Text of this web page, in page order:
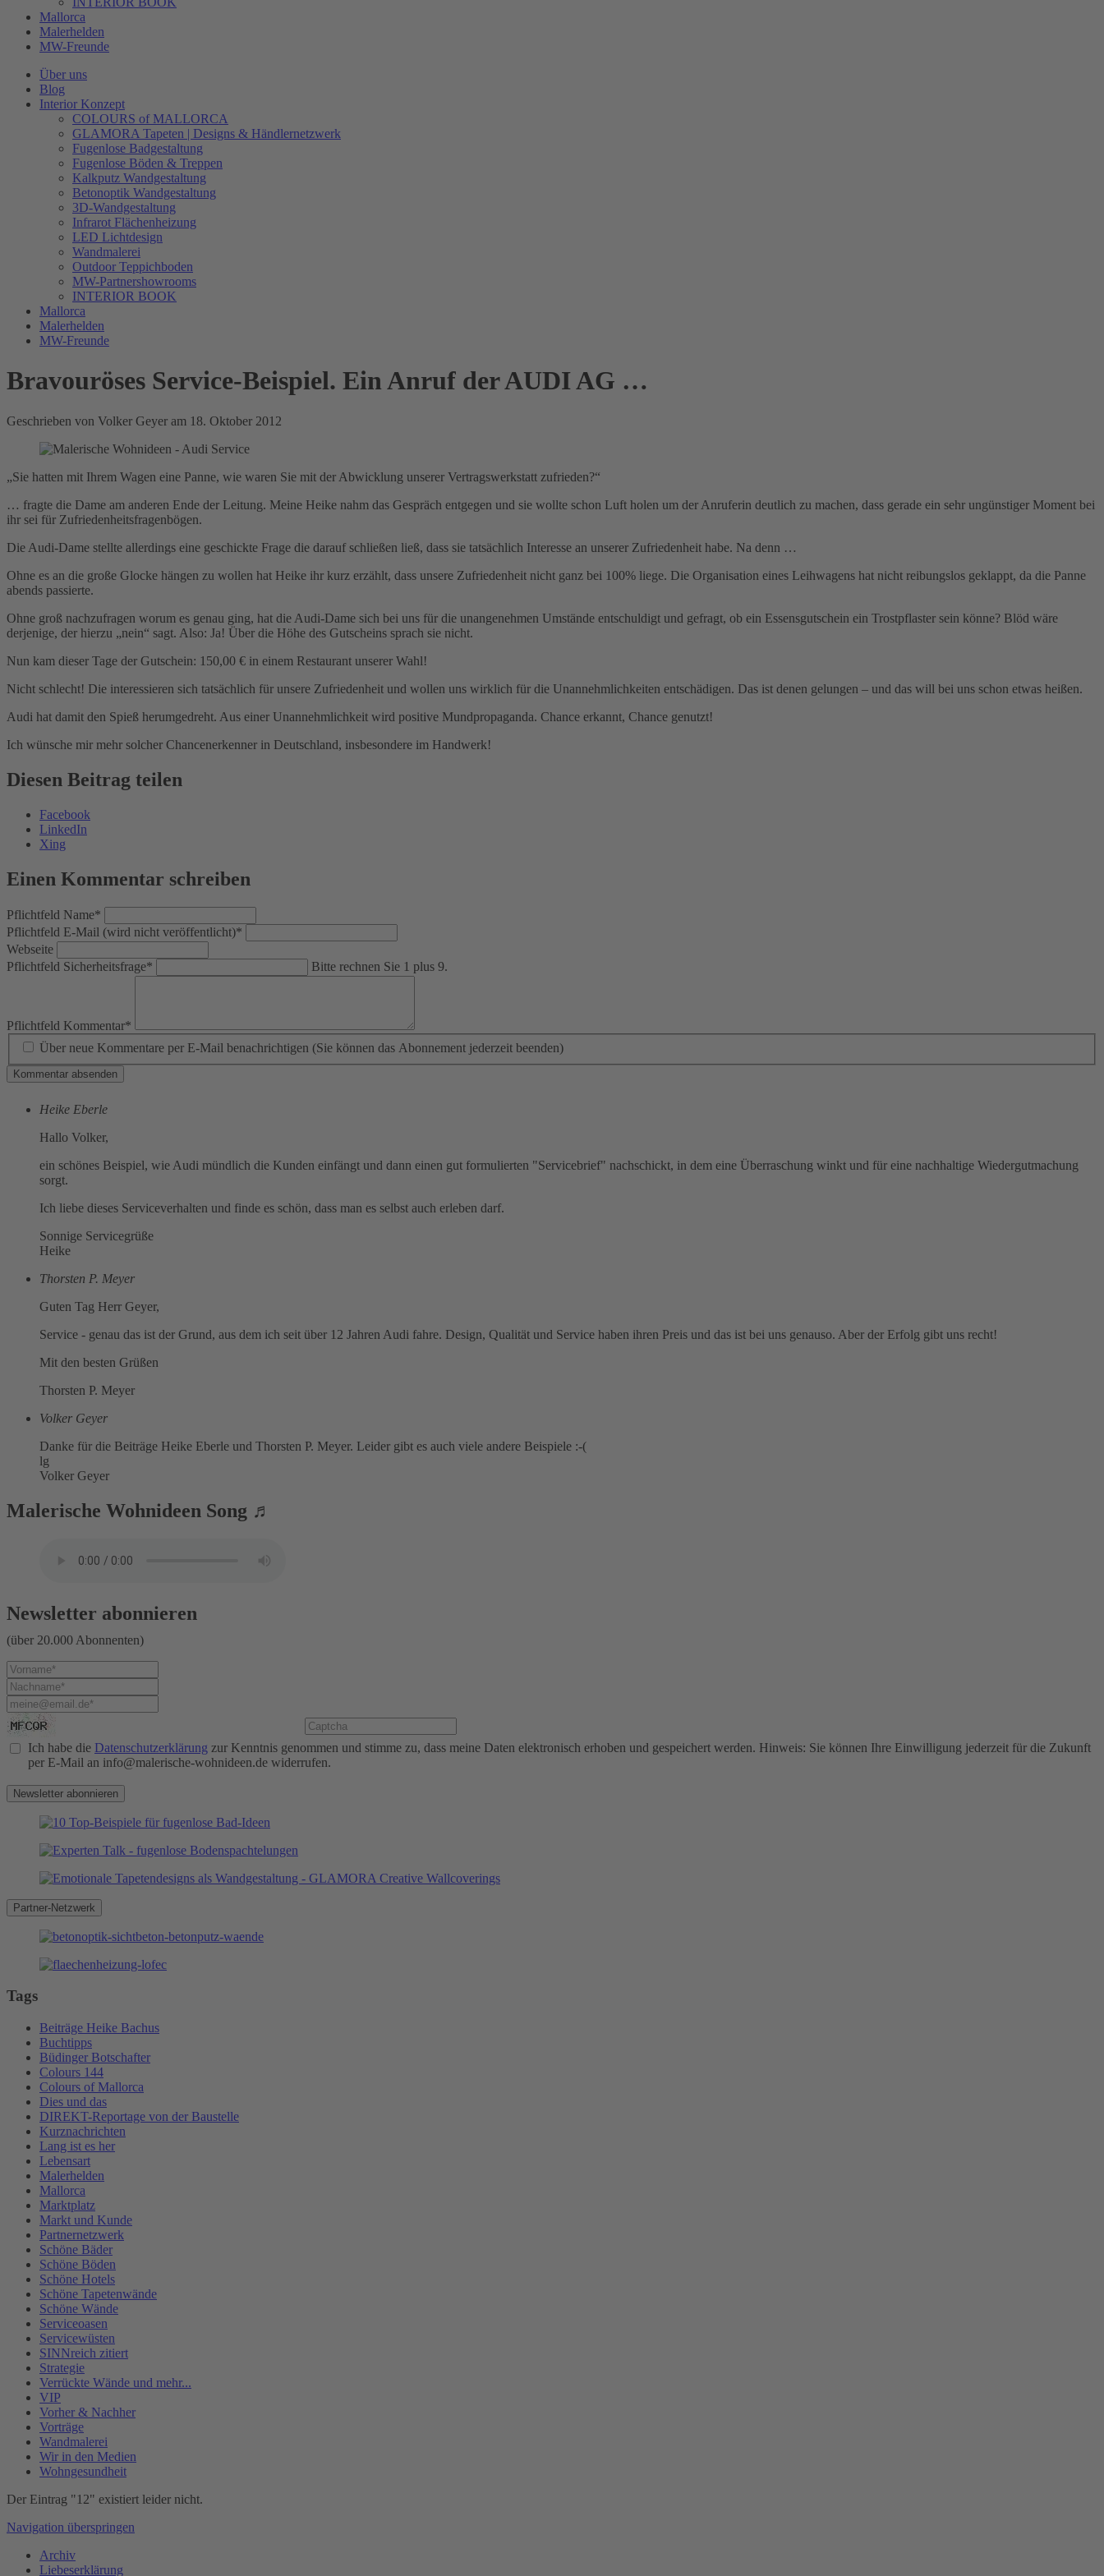
Mallorca
Malerhelden
MW-Freunde
Über uns
Blog
Interior Konzept
COLOURS of MALLORCA
GLAMORA Tapeten | Designs & Händlernetzwerk
Fugenlose Badgestaltung
Fugenlose Böden & Treppen
Kalkputz Wandgestaltung
Betonoptik Wandgestaltung
3D-Wandgestaltung
Infrarot Flächenheizung
LED Lichtdesign
Wandmalerei
Outdoor Teppichboden
MW-Partnershowrooms
INTERIOR BOOK
Mallorca
Malerhelden
MW-Freunde
Bravouröses Service-Beispiel. Ein Anruf der AUDI AG …
Geschrieben von Volker Geyer am 18. Oktober 2012
„Sie hatten mit Ihrem Wagen eine Panne, wie waren Sie mit der Abwicklung unserer Vertragswerkstatt zufrieden?“
… fragte die Dame am anderen Ende der Leitung. Meine Heike nahm das Gespräch entgegen und sie wollte schon Luft holen um der Anruferin deutlich zu machen, dass gerade ein sehr ungünstiger Moment bei
ihr sei für Zufriedenheitsfragenbögen.
Die Audi-Dame stellte allerdings eine geschickte Frage die darauf schließen ließ, dass sie tatsächlich Interesse an unserer Zufriedenheit habe. Na denn …
Ohne es an die große Glocke hängen zu wollen hat Heike ihr kurz erzählt, dass unsere Zufriedenheit nicht ganz bei 100% liege. Die Organisation eines Leihwagens hat nicht reibungslos geklappt, da die Panne
abends passierte.
Ohne groß nachzufragen worum es genau ging, hat die Audi-Dame sich bei uns für die unangenehmen Umstände entschuldigt und gefragt, ob ein Essensgutschein ein Trostpflaster sein könne? Blöd wäre
derjenige, der hierzu „nein“ sagt. Also: Ja! Über die Höhe des Gutscheins sprach sie nicht.
Nun kam dieser Tage der Gutschein: 150,00 € in einem Restaurant unserer Wahl!
Nicht schlecht! Die interessieren sich tatsächlich für unsere Zufriedenheit und wollen uns wirklich für die Unannehmlichkeiten entschädigen. Das ist denen gelungen – und das will bei uns schon etwas heißen.
Audi hat damit den Spieß herumgedreht. Aus einer Unannehmlichkeit wird positive Mundpropaganda. Chance erkannt, Chance genutzt!
Ich wünsche mir mehr solcher Chancenerkenner in Deutschland, insbesondere im Handwerk!
Diesen Beitrag teilen
Facebook
LinkedIn
Xing
Einen Kommentar schreiben
Pflichtfeld Name*
Pflichtfeld E-Mail (wird nicht veröffentlicht)*
Webseite
Pflichtfeld Sicherheitsfrage* Bitte rechnen Sie 1 plus 9.
Pflichtfeld Kommentar*
Über neue Kommentare per E-Mail benachrichtigen (Sie können das Abonnement jederzeit beenden)
Kommentar absenden
Heike Eberle
Hallo Volker,
ein schönes Beispiel, wie Audi mündlich die Kunden einfängt und dann einen gut formulierten "Servicebrief" nachschickt, in dem eine Überraschung winkt und für eine nachhaltige Wiedergutmachung
sorgt.
Ich liebe dieses Serviceverhalten und finde es schön, dass man es selbst auch erleben darf.
Sonnige Servicegrüße
Heike
Thorsten P. Meyer
Guten Tag Herr Geyer,
Service - genau das ist der Grund, aus dem ich seit über 12 Jahren Audi fahre. Design, Qualität und Service haben ihren Preis und das ist bei uns genauso. Aber der Erfolg gibt uns recht!
Mit den besten Grüßen
Thorsten P. Meyer
Volker Geyer
Danke für die Beiträge Heike Eberle und Thorsten P. Meyer. Leider gibt es auch viele andere Beispiele :-(
lg
Volker Geyer
Malerische Wohnideen Song ♬
Newsletter abonnieren
(über 20.000 Abonnenten)
Ich habe die Datenschutzerklärung zur Kenntnis genommen und stimme zu, dass meine Daten elektronisch erhoben und gespeichert werden. Hinweis: Sie können Ihre Einwilligung jederzeit für die Zukunft
per E-Mail an info@malerische-wohnideen.de widerrufen.
Partner-Netzwerk
Tags
Beiträge Heike Bachus
Buchtipps
Büdinger Botschafter
Colours 144
Colours of Mallorca
Dies und das
DIREKT-Reportage von der Baustelle
Kurznachrichten
Lang ist es her
Lebensart
Malerhelden
Mallorca
Marktplatz
Markt und Kunde
Partnernetzwerk
Schöne Bäder
Schöne Böden
Schöne Hotels
Schöne Tapetenwände
Schöne Wände
Serviceoasen
Servicewüsten
SINNreich zitiert
Strategie
Verrückte Wände und mehr...
VIP
Vorher & Nachher
Vorträge
Wandmalerei
Wir in den Medien
Wohngesundheit
Der Eintrag "12" existiert leider nicht.
Navigation überspringen
Archiv
Liebeserklärung